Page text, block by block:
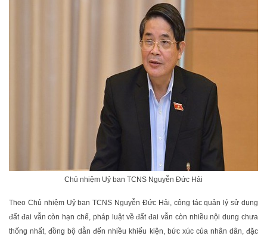
Chủ nhiệm Uỷ ban TCNS Nguyễn Đức Hải
Theo Chủ nhiệm Uỷ ban TCNS Nguyễn Đức Hải, công tác quản lý sử dụng
đất đai vẫn còn hạn chế, pháp luật về đất đai vẫn còn nhiều nội dung chưa
thống nhất, đồng bộ dẫn đến nhiều khiếu kiện, bức xúc của nhân dân, đặc